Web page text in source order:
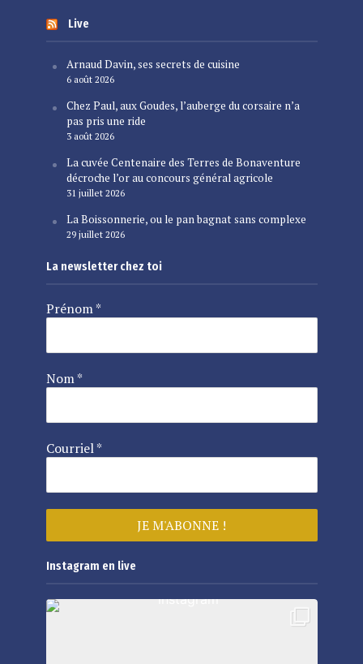
Live
Arnaud Davin, ses secrets de cuisine
6 août 2026
Chez Paul, aux Goudes, l’auberge du corsaire n’a
pas pris une ride
3 août 2026
La cuvée Centenaire des Terres de Bonaventure
décroche l’or au concours général agricole
31 juillet 2026
La Boissonnerie, ou le pan bagnat sans complexe
29 juillet 2026
La newsletter chez toi
Prénom*
Nom*
Courriel*
Instagram en live